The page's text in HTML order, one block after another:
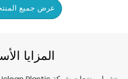
عرض جميع
المزايا